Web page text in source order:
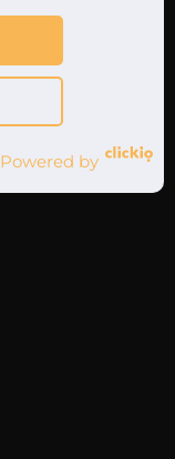
Powered by